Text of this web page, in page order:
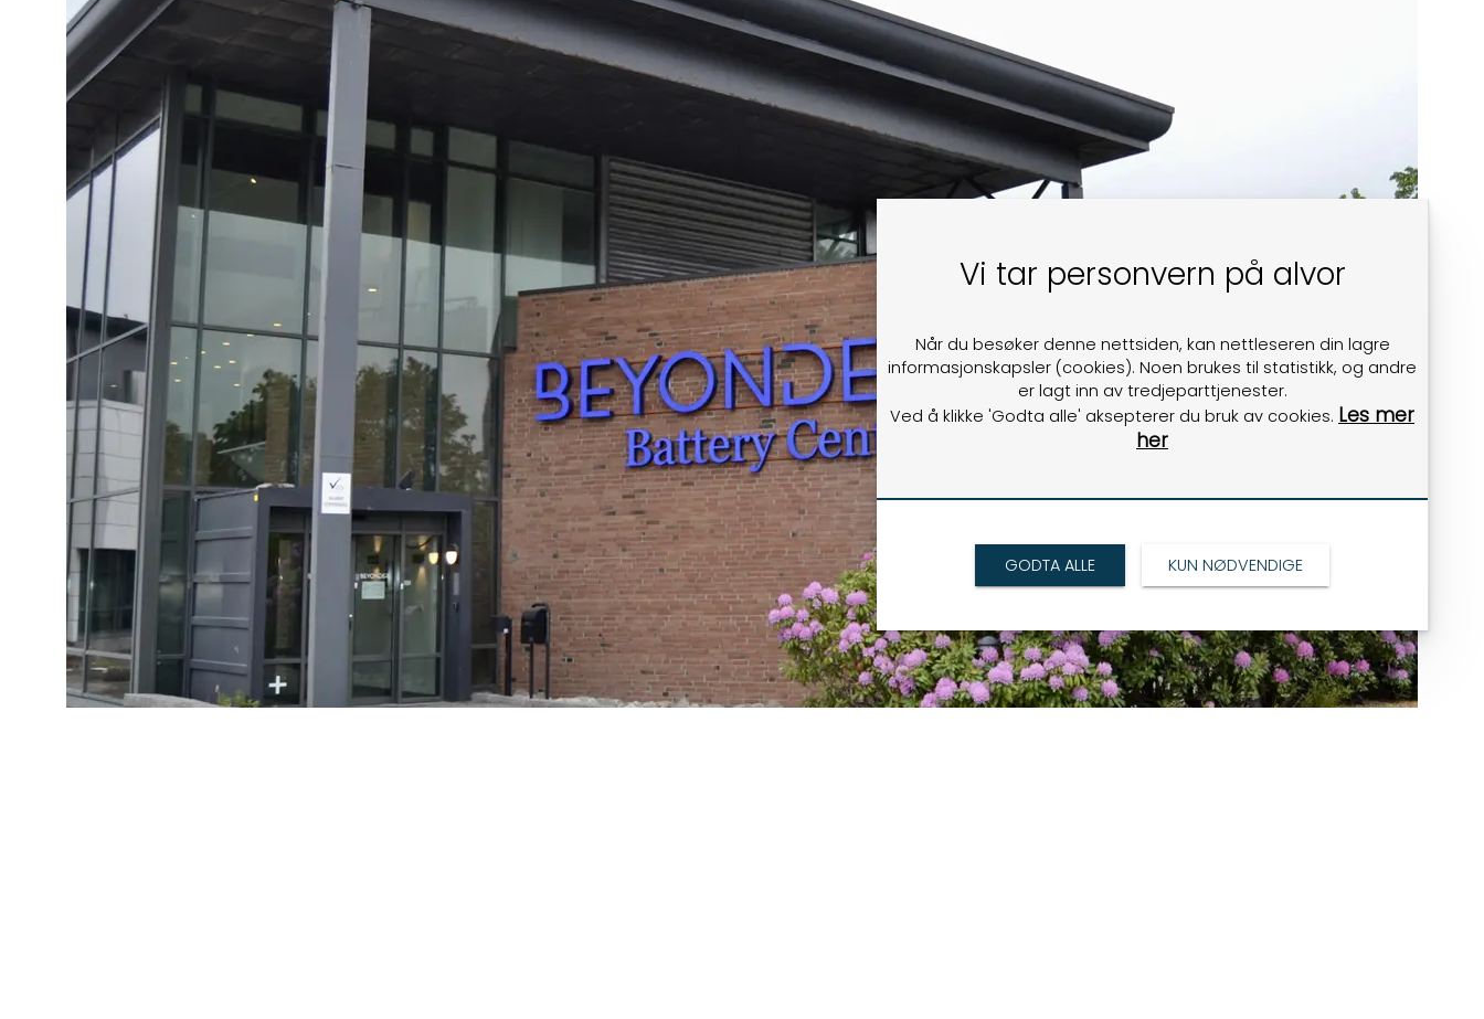
Vi tar personvern på alvor
Når du besøker denne nettsiden, kan nettleseren din lagre
informasjonskapsler (cookies). Noen brukes til statistikk, og andre
er lagt inn av tredjeparttjenester.
Ved å klikke 'Godta alle' aksepterer du bruk av cookies. Les mer
her
GODTA ALLE KUN NØDVENDIGE